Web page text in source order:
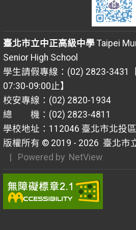
臺北市立中正高級中學Taipei
Senior High School
學生請假專線：(02) 2823-3431
07:30-09:00止】
校安專線：(02) 2820-1934
總 機：(02) 2823-4811
學校地址：112046 臺北市北投
版權所有 © 2019 - 2026 臺北市
| Powered by NetView